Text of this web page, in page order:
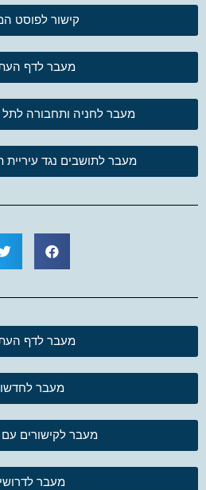
קישור לפוסט
מעבר לדף
מעבר לחניה ותחבורה לתל
מעבר לתושבים נגד עיריית
מעבר לדף
מעבר
מעבר לקישורים
מעבר